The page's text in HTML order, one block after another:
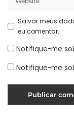
Salvar meus
eu comentar.
Notifique-me
Notifique-me